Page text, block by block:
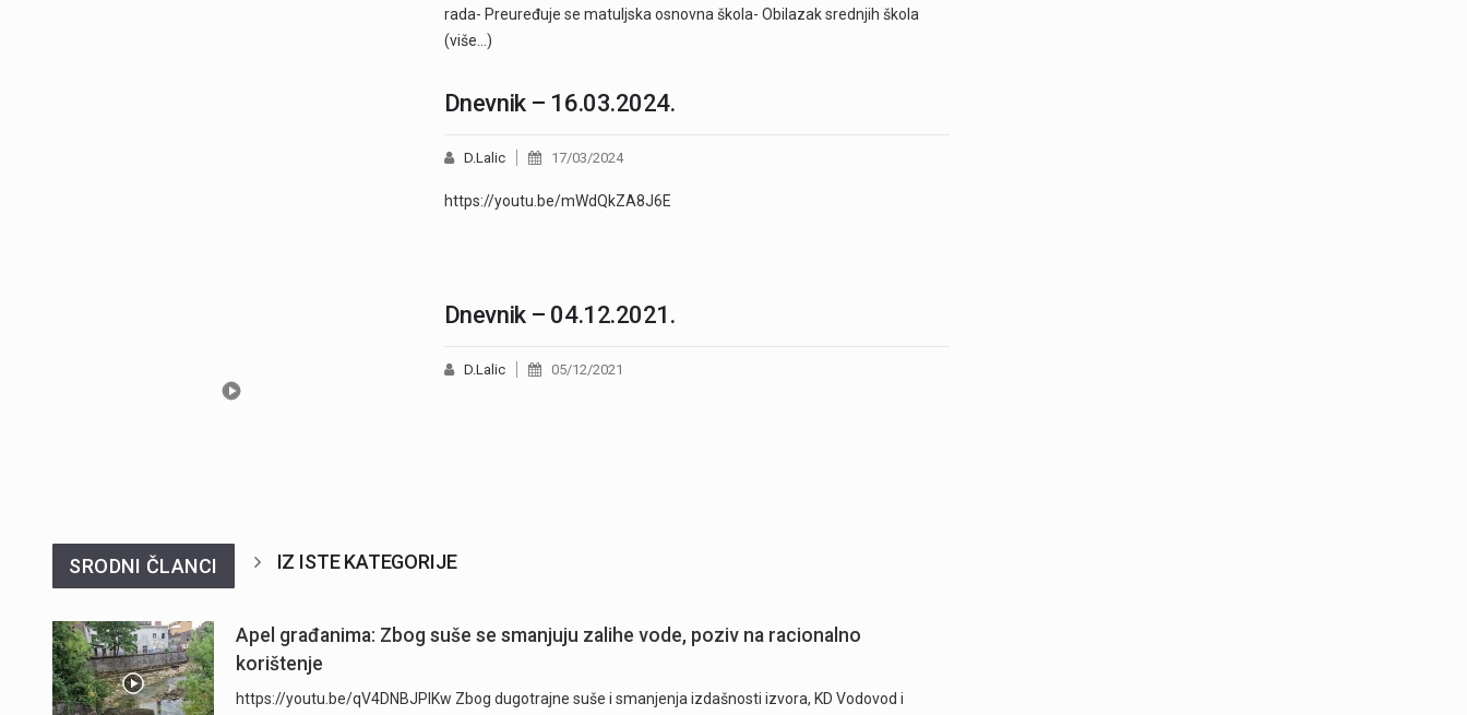
rada- Preuređuje se matuljska osnovna škola- Obilazak srednjih škola
(više…)
Dnevnik – 16.03.2024.
D.Lalic 17/03/2024
https://youtu.be/mWdQkZA8J6E
Dnevnik – 04.12.2021.
D.Lalic 05/12/2021
SRODNI ČLANCI IZ ISTE KATEGORIJE
Apel građanima: Zbog suše se smanjuju zalihe vode, poziv na racionalno
korištenje
https://youtu.be/qV4DNBJPlKw Zbog dugotrajne suše i smanjenja izdašnosti izvora, KD Vodovod i